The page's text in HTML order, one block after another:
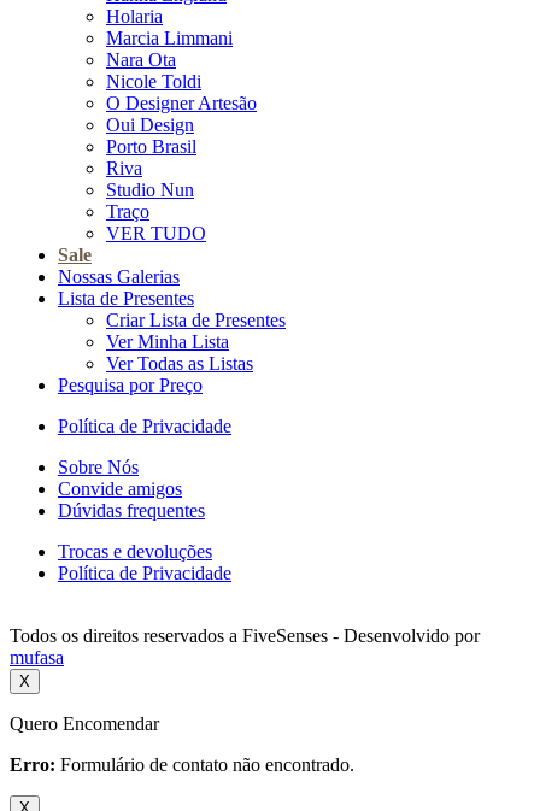
Holaria
Marcia Limmani
Nara Ota
Nicole Toldi
O Designer Artesão
Oui Design
Porto Brasil
Riva
Studio Nun
Traço
VER TUDO
Sale
Nossas Galerias
Lista de Presentes
Criar Lista de Presentes
Ver Minha Lista
Ver Todas as Listas
Pesquisa por Preço
Política de Privacidade
Sobre Nós
Convide amigos
Dúvidas frequentes
Trocas e devoluções
Política de Privacidade
Todos os direitos reservados a FiveSenses - Desenvolvido por
mufasa
X
Quero Encomendar
Erro: Formulário de contato não encontrado.